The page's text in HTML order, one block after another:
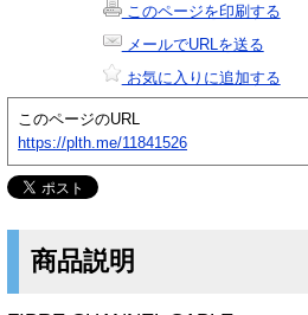
このページを印刷する
メールでURLを送る
お気に入りに追加する
このページのURL
https://plth.me/11841526
商品説明